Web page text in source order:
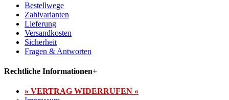
Bestellwege
Zahlvarianten
Lieferung
Versandkosten
Sicherheit
Fragen & Antworten
Rechtliche Informationen+
» VERTRAG WIDERRUFEN «